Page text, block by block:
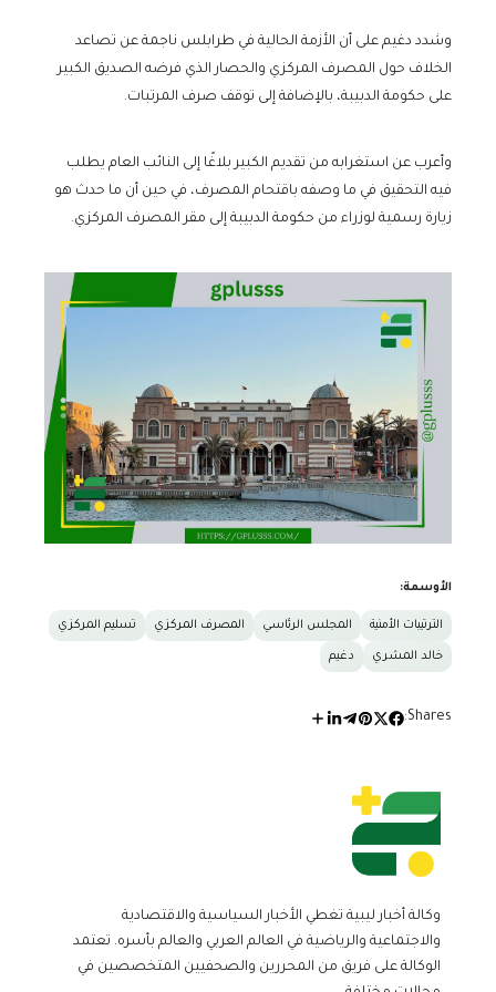
وشدد دغيم على أن الأزمة الحالية في طرابلس ناجمة عن تصاعد
الخلاف حول المصرف المركزي والحصار الذي فرضه الصديق الكبير
على حكومة الدبيبة، بالإضافة إلى توقف صرف المرتبات.
وأعرب عن استغرابه من تقديم الكبير بلاغًا إلى النائب العام يطلب
فيه التحقيق في ما وصفه باقتحام المصرف، في حين أن ما حدث هو
زيارة رسمية لوزراء من حكومة الدبيبة إلى مقر المصرف المركزي.
الأوسمة:
الترتيبات الأمنية المجلس الرئاسي المصرف المركزي تسليم المركزي
خالد المشري دغيم
Shares:
وكالة أخبار ليبية تغطي الأخبار السياسية والاقتصادية
والاجتماعية والرياضية في العالم العربي والعالم بأسره. تعتمد
الوكالة على فريق من المحررين والصحفيين المتخصصين في